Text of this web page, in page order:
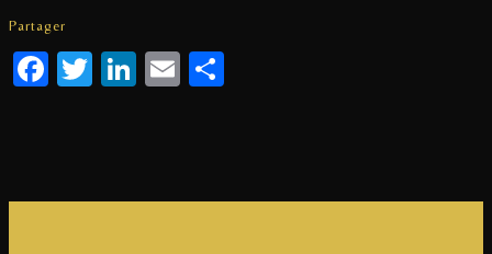
Partager
Facebook
Twitter
LinkedIn
Email